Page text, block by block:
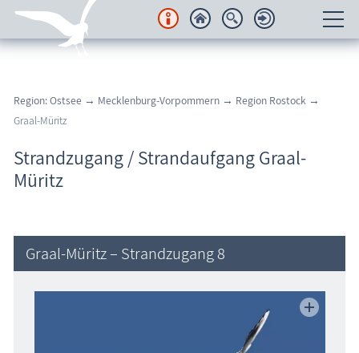
Regionales
Urlaubsorte
Karten
Wissenswertes
Region: Ostsee → Mecklenburg-Vorpommern → Region Rostock →
Graal-Müritz
Strandzugang / Strandaufgang Graal-
Müritz
Graal-Müritz – Strandzugang 8